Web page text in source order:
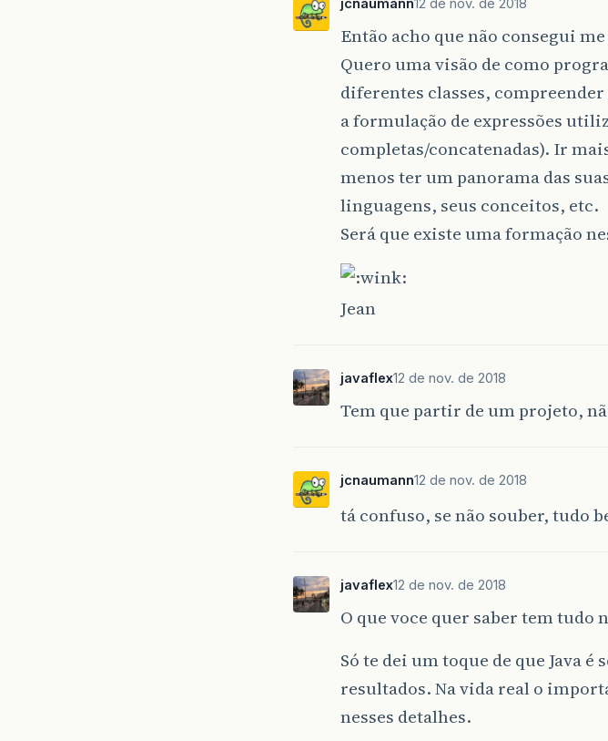
jcnaumann12 de nov. de 2018
Então acho que não consegui
Quero uma visão de como
diferentes classes,
a formulação de expressões
completas/concatenadas). Ir
menos ter um panorama das
linguagens, seus conceitos, etc.
Será que existe uma formação
Jean
javaflex12 de nov. de 2018
Tem que partir de um projeto,
jcnaumann12 de nov. de 2018
tá confuso, se não souber, tudo
javaflex12 de nov. de 2018
O que voce quer saber tem tudo
Só te dei um toque de que Java
resultados. Na vida real o
nesses detalhes.